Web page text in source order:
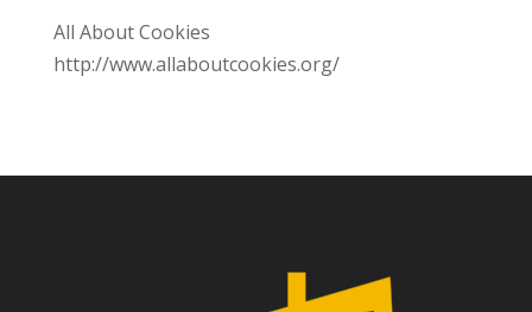
All About Cookies
http://www.allaboutcookies.org/